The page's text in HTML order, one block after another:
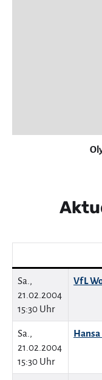
Sa.,
21.02.2004
15:30 Uhr
VfL
Sa.,
21.02.2004
15:30 Uhr
Hansa